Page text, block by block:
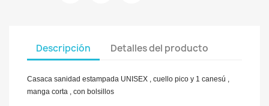
Descripción Detalles del producto
Casaca sanidad estampada UNISEX , cuello pico y 1 canesú ,
manga corta , con bolsillos